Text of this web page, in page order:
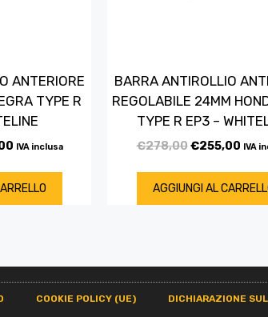
ANTERIORE
TYPE R
IVA inclusa
BARRA ANTIROLLIO
REGOLABILE 24MM
TYPE R EP3 –
€278,00€255,00 IVA
AGGIUNGI AL
COOKIE POLICY (UE) DICHIARAZIONE